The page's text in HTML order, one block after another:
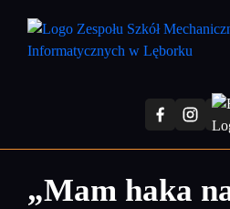
treści
„Mam haka